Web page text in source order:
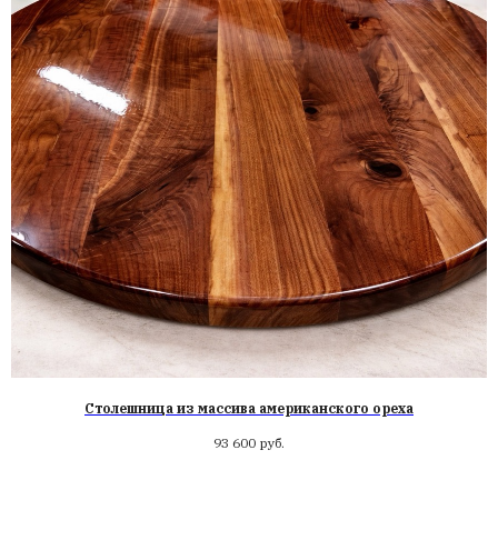
Столешница из массива американского ореха
93 600 руб.